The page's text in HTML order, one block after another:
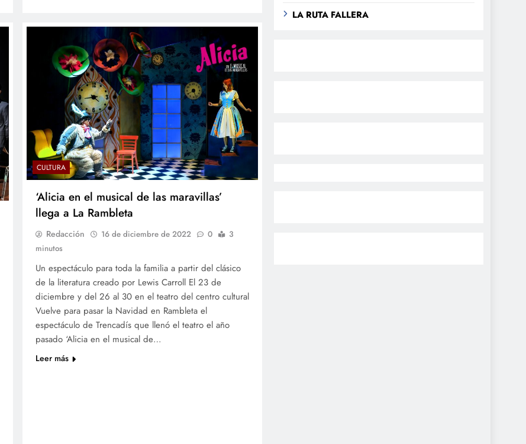
CULTURA
‘Alicia en el musical de las maravillas’
llega a La Rambleta
Redacción 16 de diciembre de 2022 0
3
minutos
Un espectáculo para toda la familia a partir del clásico
de la literatura creado por Lewis Carroll El 23 de
diciembre y del 26 al 30 en el teatro del centro cultural
Vuelve para pasar la Navidad en Rambleta el
espectáculo de Trencadís que llenó el teatro el año
pasado ‘Alicia en el musical de…
Leer más
LA RUTA FALLERA